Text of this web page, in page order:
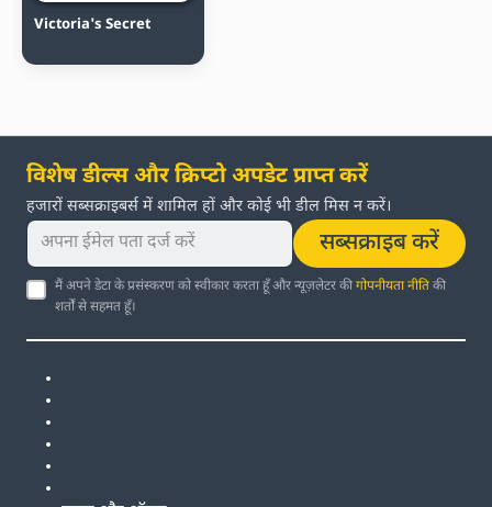
Victoria's Secret
विशेष डील्स और क्रिप्टो अपडेट प्राप्त करें
हजारों सब्सक्राइबर्स में शामिल हों और कोई भी डील मिस न करें।
सब्सक्राइब करें
मैं अपने डेटा के प्रसंस्करण को स्वीकार करता हूँ और न्यूज़लेटर कीगोपनीयता नीतिकी
शर्तों से सहमत हूँ।